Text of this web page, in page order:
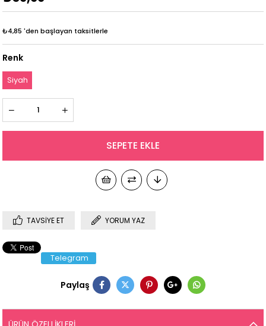
₺4,85 'den başlayan taksitlerle
Renk
Siyah
TAVSIYE ET YORUM YAZ
Telegram
Paylaş